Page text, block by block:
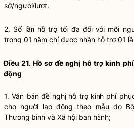
sở/người/lượt.
2. Số lần hỗ trợ tối đa đối với mỗi
trong 01 năm chỉ được nhận hỗ trợ 01
Điều 21. Hồ sơ đề nghị hỗ trợ kinh
động
1. Văn bản đề nghị hỗ trợ kinh phí
cho người lao động theo mẫu do
Thương binh và Xã hội ban hành;